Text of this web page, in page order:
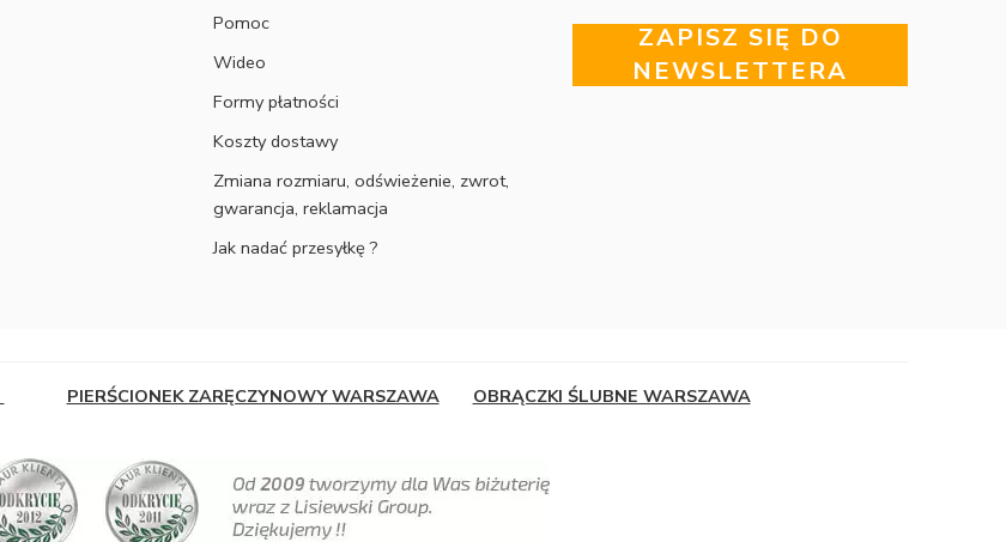
Pomoc
Wideo
Formy płatności
Koszty dostawy
Zmiana rozmiaru, odświeżenie, zwrot,
gwarancja, reklamacja
Jak nadać przesyłkę ?
ZAPISZ SIĘ DO
NEWSLETTERA
PIERŚCIONEK ZARĘCZYNOWY WARSZAWA OBRĄCZKI ŚLUBNE WARSZAWA